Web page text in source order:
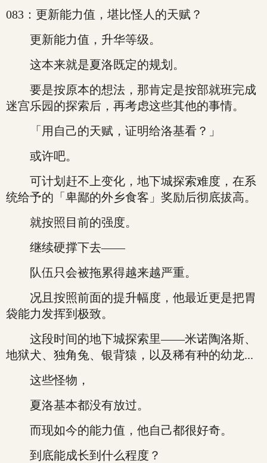
083：更新能力值，堪比怪人的天赋？
更新能力值，升华等级。
这本来就是夏洛既定的规划。
要是按原本的想法，那肯定是按部就班完成
迷宫乐园的探索后，再考虑这些其他的事情。
「用自己的天赋，证明给洛基看？」
或许吧。
可计划赶不上变化，地下城探索难度，在系
统给予的「卑鄙的外乡食客」奖励后彻底拔高。
就按照目前的强度。
继续硬撑下去——
队伍只会被拖累得越来越严重。
况且按照前面的提升幅度，他最近更是把胃
袋能力发挥到极致。
这段时间的地下城探索里——米诺陶洛斯、
地狱犬、独角兔、银背猿，以及稀有种的幼龙...
这些怪物，
夏洛基本都没有放过。
而现如今的能力值，他自己都很好奇。
到底能成长到什么程度？